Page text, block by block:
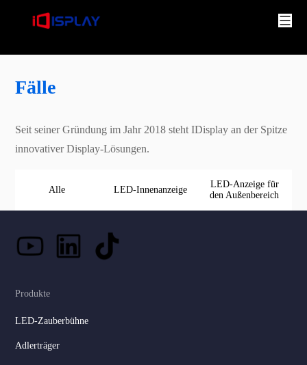
Fälle
Seit seiner Gründung im Jahr 2018 steht IDisplay an der Spitze
innovativer Display-Lösungen.
Alle LED-Innenanzeige
LED-Anzeige für
den Außenbereich
Produkte
LED-Zauberbühne
Adlerträger